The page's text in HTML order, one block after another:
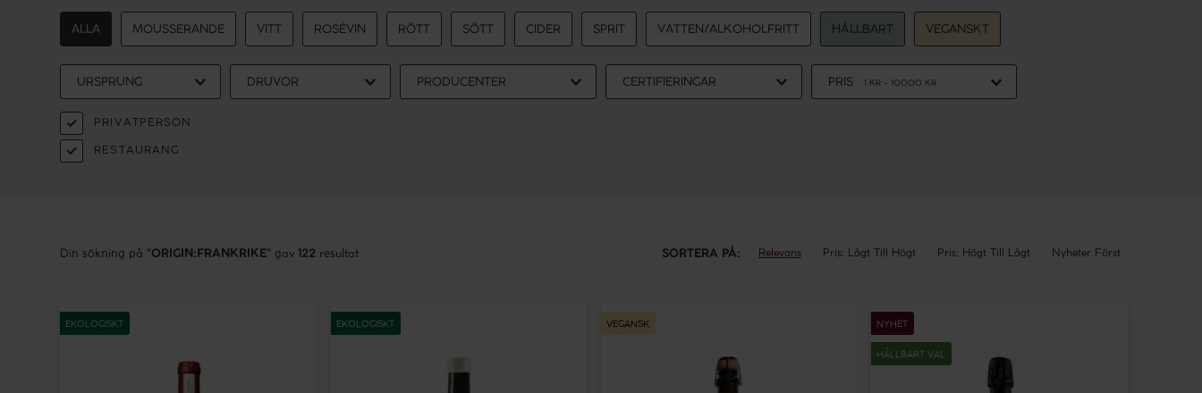
ALLA MOUSSERANDE VITT ROSÉVIN RÖTT SÖTT CIDER SPRIT VATTEN/ALKOHOLFRITT HÅLLBART VEGANSKT
URSPRUNG DRUVOR PRODUCENTER CERTIFIERINGAR PRIS 1 KR - 10000 KR
PRIVATPERSON
RESTAURANG
Din sökning på "ORIGIN:FRANKRIKE" gav 122 resultat SORTERA PÅ: Relevans Pris: Lågt Till Högt Pris: Högt Till Lågt Nyheter Först
Château
du
Beaucastel
EKOLOGISKT
Crochet
Sancerre
Blanc
EKOLOGISKT Sparkling
VEGANSK
Coeur
de
Bordeaux
Blanc
de
NYHET
HÅLLBART VAL